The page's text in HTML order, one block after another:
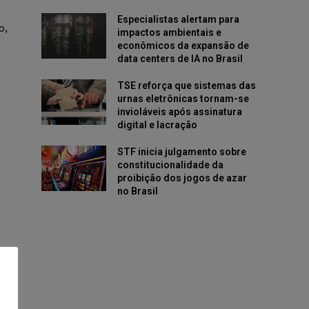
Especialistas alertam para
impactos ambientais e
econômicos da expansão de
data centers de IA no Brasil
TSE reforça que sistemas das
urnas eletrônicas tornam-se
invioláveis após assinatura
digital e lacração
STF inicia julgamento sobre
constitucionalidade da
proibição dos jogos de azar
no Brasil